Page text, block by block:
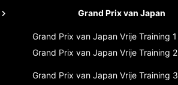
Grand Prix van Japan
Grand Prix van Japan Vrije Training 1
Grand Prix van Japan Vrije Training 2
Grand Prix van Japan Vrije Training 3